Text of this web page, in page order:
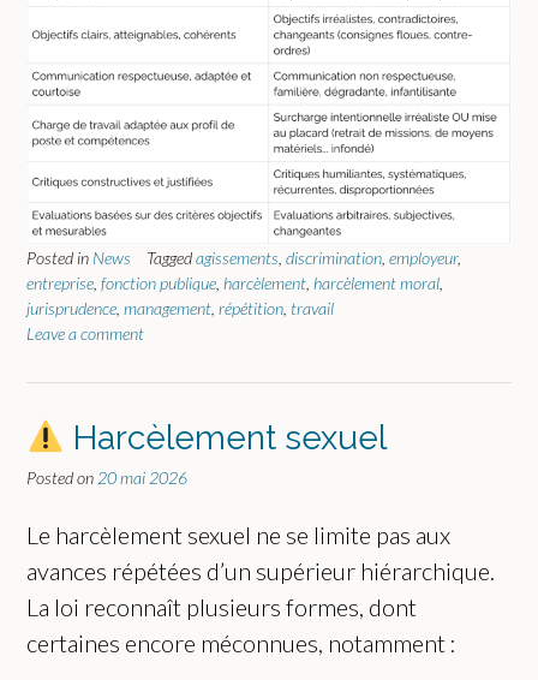
Posted in News Taggedagissements discrimination employeur,
entreprise fonction publique harcèlement harcèlement moral
jurisprudence management répétition travail
Leave a comment
Harcèlement sexuel
Posted on 20 mai 2026
Le harcèlement sexuel ne se limite pas aux
avances répétées d’un supérieur hiérarchique.
La loi reconnaît plusieurs formes, dont
certaines encore méconnues, notamment :